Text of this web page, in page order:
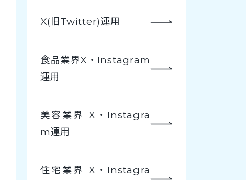
X(旧Twitter)運用
食品業界X・Instagram
運用
美容業界 X・Instagra
m運用
住宅業界 X・Instagra